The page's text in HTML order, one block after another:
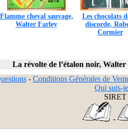
Flamme cheval sauvage,
Walter Farley
Les chocolats
discorde,
Cormier
La révolte de l’étalon noir,
- Conditions Générales de
Qui suis-
SIRET
-